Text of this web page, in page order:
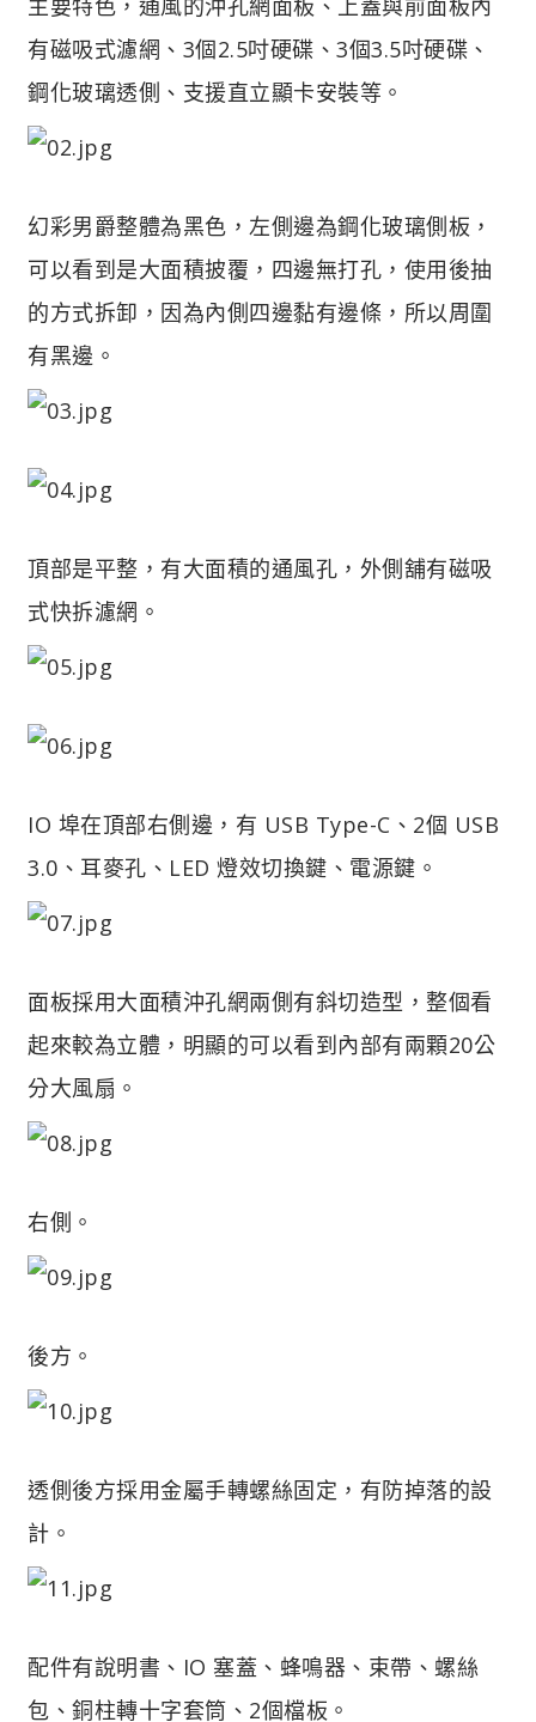
有磁吸式濾網、3個2.5吋硬碟、3個3.5吋硬碟、
鋼化玻璃透側、支援直立顯卡安裝等。
幻彩男爵整體為黑色，左側邊為鋼化玻璃側板，
可以看到是大面積披覆，四邊無打孔，使用後抽
的方式拆卸，因為內側四邊黏有邊條，所以周圍
有黑邊。
頂部是平整，有大面積的通風孔，外側舖有磁吸
式快拆濾網。
IO 埠在頂部右側邊，有 USB Type-C、2個 USB
3.0、耳麥孔、LED 燈效切換鍵、電源鍵。
面板採用大面積沖孔網兩側有斜切造型，整個看
起來較為立體，明顯的可以看到內部有兩顆20公
分大風扇。
右側。
後方。
透側後方採用金屬手轉螺絲固定，有防掉落的設
計。
配件有說明書、IO 塞蓋、蜂鳴器、束帶、螺絲
包、銅柱轉十字套筒、2個檔板。